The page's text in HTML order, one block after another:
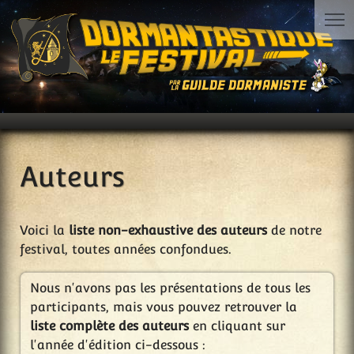
Auteurs
Voici la liste non-exhaustive des auteursde notre
festival, toutes années confondues.
Nous n'avons pas les présentations de tous les
participants, mais vous pouvez retrouver la
liste complète des auteursen cliquant sur
l'année d'édition ci-dessous :